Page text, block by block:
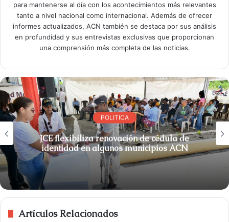
para mantenerse al día con los acontecimientos más relevantes
tanto a nivel nacional como internacional. Además de ofrecer
informes actualizados, ACN también se destaca por sus análisis
en profundidad y sus entrevistas exclusivas que proporcionan
una comprensión más completa de las noticias.
POLITICA
JCE flexibiliza renovación de cédula de
identidad en algunos municipios ACN
Artículos Relacionados